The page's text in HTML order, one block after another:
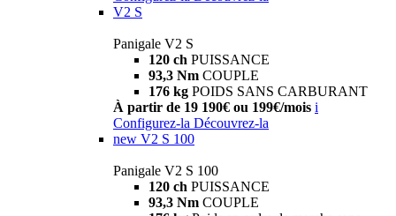
V2 S
Panigale V2 S
120 ch PUISSANCE
93,3 Nm COUPLE
176 kg POIDS SANS CARBURANT
À partir de 19 190€ ou 199€/mois i
Configurez-la Découvrez-la
new V2 S 100
Panigale V2 S 100
120 ch PUISSANCE
93,3 Nm COUPLE